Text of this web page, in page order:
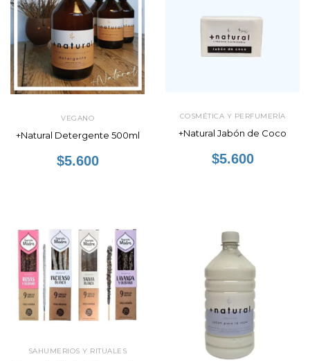
VEGANO
+Natural Detergente 500ml
$5.600
COSMÉTICA Y PERFUMERÍA
+Natural Jabón de Coco
$5.600
SAHUMERIOS Y RITUALES